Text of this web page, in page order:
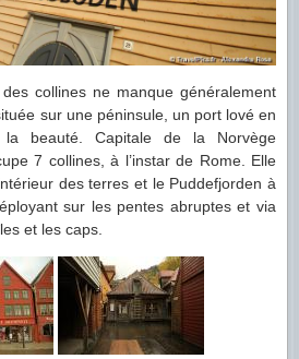
collines ne manque généralement
sur une péninsule, un port lové en
beauté. Capitale de la Norvège
7 collines, à l’instar de Rome. Elle
des terres et le Puddefjorden à
sur les pentes abruptes et via
et les caps.